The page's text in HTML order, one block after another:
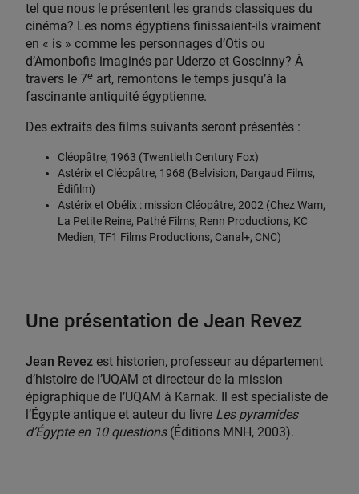
tel que nous le présentent les grands classiques du
cinéma? Les noms égyptiens finissaient-ils vraiment
en « is » comme les personnages d’Otis ou
d’Amonbofis imaginés par Uderzo et Goscinny? À
travers le 7e art, remontons le temps jusqu’à la
fascinante antiquité égyptienne.
Des extraits des films suivants seront présentés :
Cléopâtre, 1963 (Twentieth Century Fox)
Astérix et Cléopâtre, 1968 (Belvision, Dargaud Films,
Édifilm)
Astérix et Obélix : mission Cléopâtre, 2002 (Chez Wam,
La Petite Reine, Pathé Films, Renn Productions, KC
Medien, TF1 Films Productions, Canal+, CNC)
Une présentation de Jean Revez
Jean Revez est historien, professeur au département
d’histoire de l’UQAM et directeur de la mission
épigraphique de l’UQAM à Karnak. Il est spécialiste de
l’Égypte antique et auteur du livre Les pyramides
d’Égypte en 10 questions (Éditions MNH, 2003).